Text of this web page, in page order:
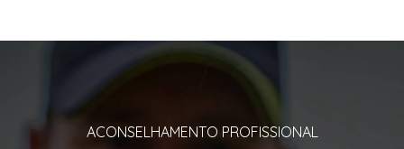
ACONSELHAMENTO PROFISSIONAL